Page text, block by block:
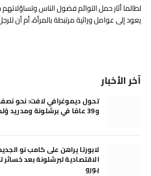
لطالما أثار حمل التوائم فضول الناس
يعود إلى عوامل وراثية مرتبطة بالمرأة، أم أن
آخر الأخبار
و39 عامًا في برشلونة ومدريد وُلدوا خارج إسبانيا
لابورتا يراهن على كامب نو
يورو